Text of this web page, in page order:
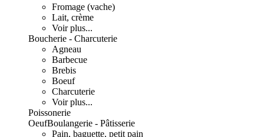
Fromage (vache)
Lait, crème
Voir plus...
Boucherie - Charcuterie
Agneau
Barbecue
Brebis
Boeuf
Charcuterie
Voir plus...
Poissonerie
OeufBoulangerie - Pâtisserie
Pain, baguette, petit pain